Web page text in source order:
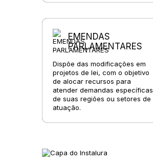
EMENDAS
PARLAMENTARES
Dispõe das modificações em
projetos de lei, com o objetivo
de alocar recursos para
atender demandas específicas
de suas regiões ou setores de
atuação.